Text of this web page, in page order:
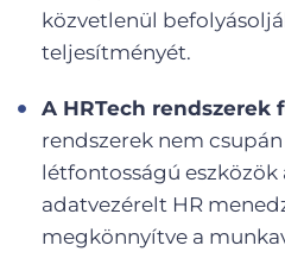
közvetlenül
teljesítményét.
A HRTech rendszerek
rendszerek nem
létfontosságú eszközök
adatvezérelt HR
megkönnyítve a